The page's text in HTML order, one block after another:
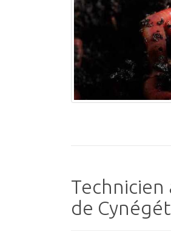
Technicien
de